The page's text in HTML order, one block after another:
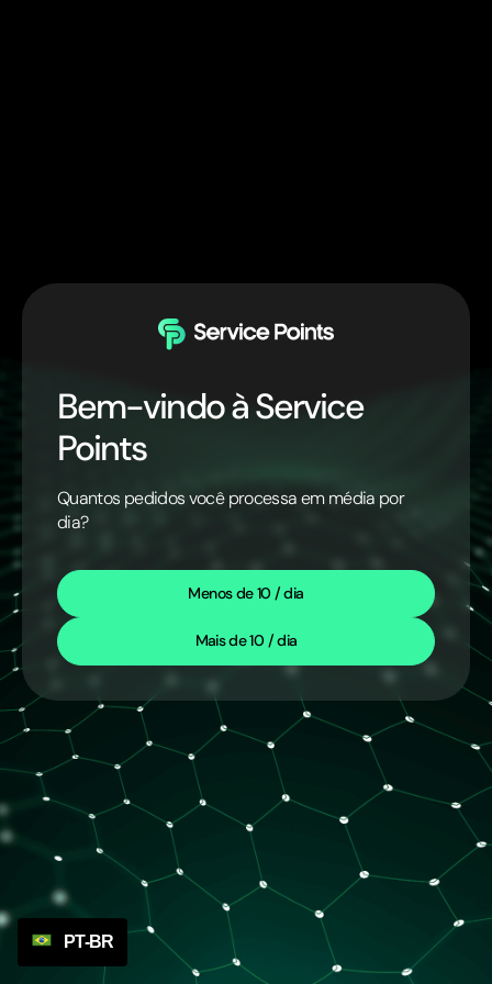
Bem-vindo à Service
Points
Quantos pedidos você processa em média por
dia?
Menos de 10 / dia
Mais de 10 / dia
PT-BR